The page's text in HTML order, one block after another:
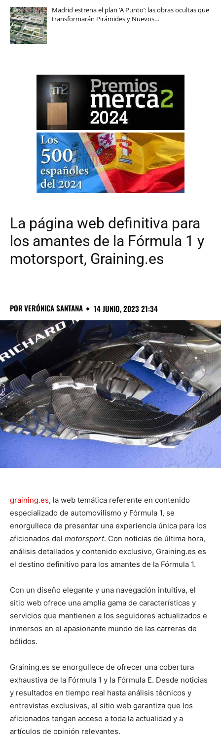
Madrid estrena el plan ‘A Punto’: las obras ocultas que
transformarán Pirámides y Nuevos…
La página web definitiva para
los amantes de la Fórmula 1 y
motorsport, Graining.es
PORVERÓNICA SANTANA 14 JUNIO, 2023 21:34
graining.es, la web temática referente en contenido
especializado de automovilismo y Fórmula 1, se
enorgullece de presentar una experiencia única para los
aficionados del motorsport. Con noticias de última hora,
análisis detallados y contenido exclusivo, Graining.es es
el destino definitivo para los amantes de la Fórmula 1.
Con un diseño elegante y una navegación intuitiva, el
sitio web ofrece una amplia gama de características y
servicios que mantienen a los seguidores actualizados e
inmersos en el apasionante mundo de las carreras de
bólidos.
Graining.es se enorgullece de ofrecer una cobertura
exhaustiva de la Fórmula 1 y la Fórmula E. Desde noticias
y resultados en tiempo real hasta análisis técnicos y
entrevistas exclusivas, el sitio web garantiza que los
aficionados tengan acceso a toda la actualidad y a
artículos de opinión relevantes.